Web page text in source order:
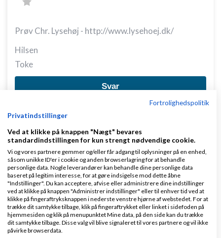
Prøv Chr. Lysehøj - http://www.lysehoej.dk/
Hilsen
Toke
Svar
Side 1 ud af 1 (7 indlæg)
Tilbage til toppen
Bogføring, regnskab, moms, skat m.m.
Emner
Fortrolighedspolitik
Privatindstillinger
Ved at klikke på knappen "Nægt" bevares
standardindstillingen for kun strengt nødvendige cookie.
Vi og vores partnere gemmer og/eller får adgang til oplysninger på en enhed,
såsom unikke ID'er i cookie og anden browserlagring for at behandle
personlige data. Nogle leverandører kan behandle dine personlige data
baseret på legitim interesse, for at gøre indsigelse mod dette åbne
"Indstillinger". Du kan acceptere, afvise eller administrere dine indstillinger
ved at klikke på knappen "Administrer indstillinger" eller til enhver tid ved at
klikke på fingeraftryksknappen i nederste venstre hjørne af webstedet. For at
trække dit samtykke tilbage, klik på fingeraftrykket eller linket i sidefoden på
hjemmesiden og klik på menupunktet Mine data, på den side kan du trække
dit samtykke tilbage. Disse valg vil blive signaleret til vores partnere og vil ikke
påvirke browserdata.